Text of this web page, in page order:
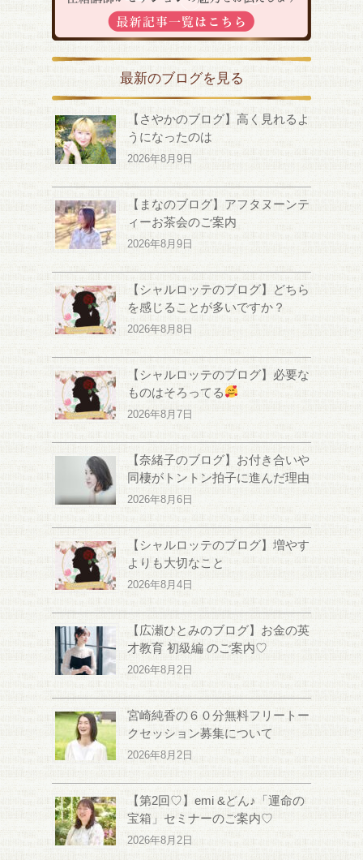
最新のブログを見る
【さやかのブログ】高く見れるよ
うになったのは
2026年8月9日
【まなのブログ】アフタヌーンテ
ィーお茶会のご案内
2026年8月9日
【シャルロッテのブログ】どちら
を感じることが多いですか？
2026年8月8日
【シャルロッテのブログ】必要な
ものはそろってる
2026年8月7日
【奈緒子のブログ】お付き合いや
同棲がトントン拍子に進んだ理由
2026年8月6日
【シャルロッテのブログ】増やす
よりも大切なこと
2026年8月4日
【広瀬ひとみのブログ】お金の英
才教育 初級編 のご案内♡
2026年8月2日
宮崎純香の６０分無料フリートー
クセッション募集について
2026年8月2日
【第2回♡】emi &どん♪「運命の
宝箱」セミナーのご案内♡
2026年8月2日